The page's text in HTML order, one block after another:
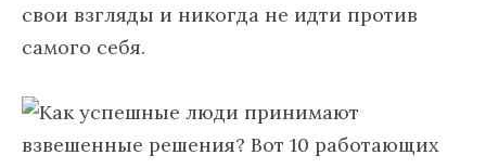
свои взгляды и никогда не идти против
самого себя.